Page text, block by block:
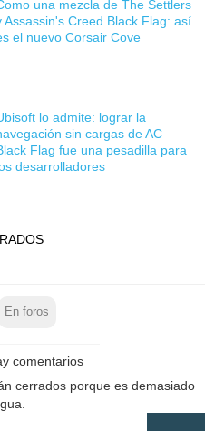
una mezcla de The Settlers
Assassin's Creed Black Flag: así
el nuevo Corsair Cove
lo admite: lograr la
sin cargas de AC
Flag fue una pesadilla para
desarrolladores
En foros
comentarios
cerrados porque es demasiado